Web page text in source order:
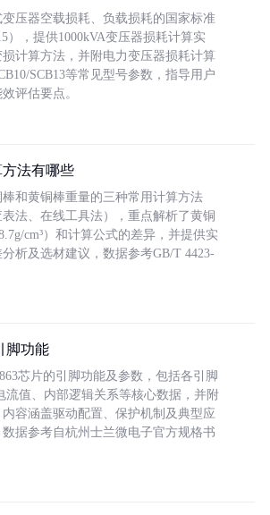
压器空载损耗、负载损耗的国家标准
），提供1000kVA变压器损耗计算实
计算方法，并附电力变压器损耗计算
SCB13等常见型号参数，指导用户
评估要点。
法有哪些
和黄铜棒重量的三种常用计算方法
表法、在线工具法），重点解析了黄铜
cm³）和计算公式的差异，并提供实
析及选材建议，数据参考GB/T 4423-
脚功能
芯片的引脚功能及参数，包括各引脚
流值、内部逻辑关系等核心数据，并附
容涵盖驱动配置、保护机制及典型应
据参考自杭州士兰微电子官方规格书